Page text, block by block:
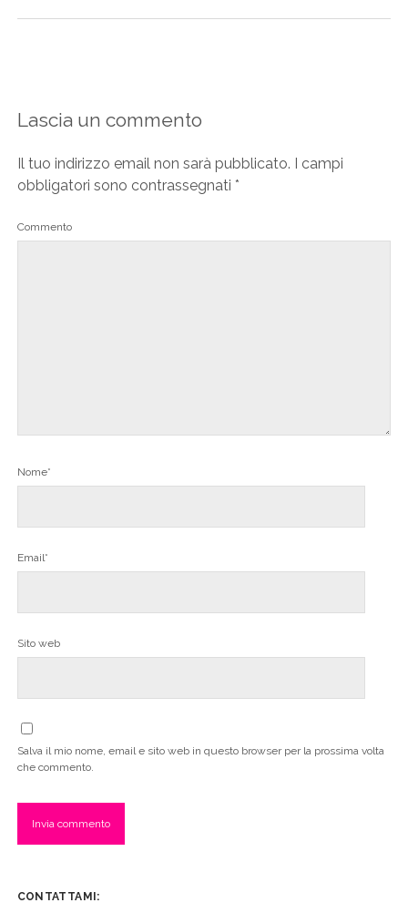
Lascia un commento
Il tuo indirizzo email non sarà pubblicato. I campi
obbligatori sono contrassegnati *
Commento
Nome*
Email*
Sito web
Salva il mio nome, email e sito web in questo browser per la prossima volta
che commento.
CONTATTAMI: